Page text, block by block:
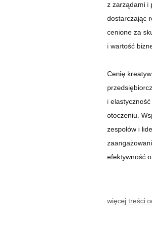
z zarządami i
dostarczając
cenione za
i wartość
Cenię
i
otoczeniu.
zespołów i
efektywność
więcej treści